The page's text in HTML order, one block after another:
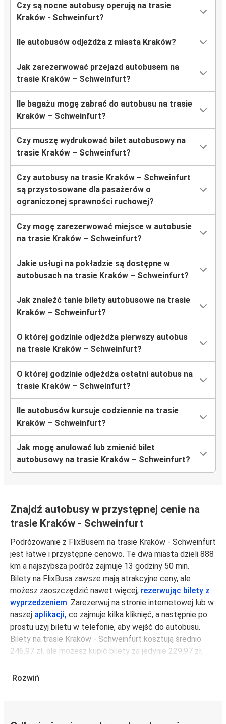
Czy są nocne autobusy operują na trasie
Kraków - Schweinfurt?
Ile autobusów odjeżdża z miasta Kraków?
Jak zarezerwować przejazd autobusem na
trasie Kraków – Schweinfurt?
Ile bagażu mogę zabrać do autobusu na trasie
Kraków – Schweinfurt?
Czy muszę wydrukować bilet autobusowy na
trasie Kraków – Schweinfurt?
Czy autobusy na trasie Kraków – Schweinfurt
są przystosowane dla pasażerów o
ograniczonej sprawności ruchowej?
Czy mogę zarezerwować miejsce w autobusie
na trasie Kraków – Schweinfurt?
Jakie usługi na pokładzie są dostępne w
autobusach na trasie Kraków – Schweinfurt?
Jak znaleźć tanie bilety autobusowe na trasie
Kraków – Schweinfurt?
O której godzinie odjeżdża pierwszy autobus
na trasie Kraków – Schweinfurt?
O której godzinie odjeżdża ostatni autobus na
trasie Kraków – Schweinfurt?
Ile autobusów kursuje codziennie na trasie
Kraków – Schweinfurt?
Jak mogę anulować lub zmienić bilet
autobusowy na trasie Kraków – Schweinfurt?
Znajdź autobusy w przystępnej cenie na
trasie Kraków - Schweinfurt
Podróżowanie z FlixBusem na trasie Kraków - Schweinfurt
jest łatwe i przystępne cenowo. Te dwa miasta dzieli 888
km a najszybsza podróż zajmuje 13 godziny 50 min.
Bilety na FlixBusa zawsze mają atrakcyjne ceny, ale
możesz zaoszczędzić nawet więcej, rezerwując bilety z
wyprzedzeniem. Zarezerwuj na stronie internetowej lub w
naszej aplikacji, co zajmuje kilka kliknięć, a następnie po
prostu użyj biletu w telefonie, aby wejść do autobusu.
Bilety na trasie Kraków - Schweinfurt kosztują średnio
246,97 zł, ale możesz kupić bilety za jedynie 229,97 zł,
unikając weekendów i świąt. Aby podróżować szybko,
Rozwiń